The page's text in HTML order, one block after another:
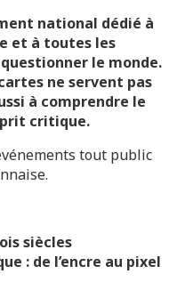
national dédié à
et à toutes les
le monde.
ne servent pas
à comprendre le
critique.
tout public
siècles
: de l’encre au pixel